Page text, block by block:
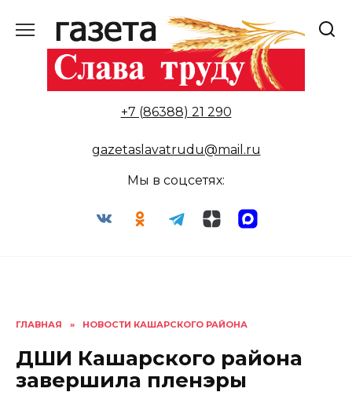
содержанию
+7 (86388) 21 290
gazetaslavatrudu@mail.ru
Мы в соцсетях:
ГЛАВНАЯ » НОВОСТИ КАШАРСКОГО РАЙОНА
ДШИ Кашарского района
завершила пленэры